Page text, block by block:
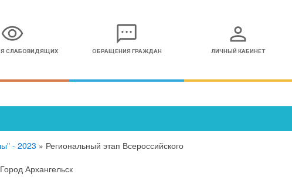
visibility
СЛАБОВИДЯЩИХ
sms
ОБРАЩЕНИЯ ГРАЖДАН
person
ЛИЧНЫЙ КАБИНЕТ
- 2023 » Региональный этап Всероссийского
Архангельск